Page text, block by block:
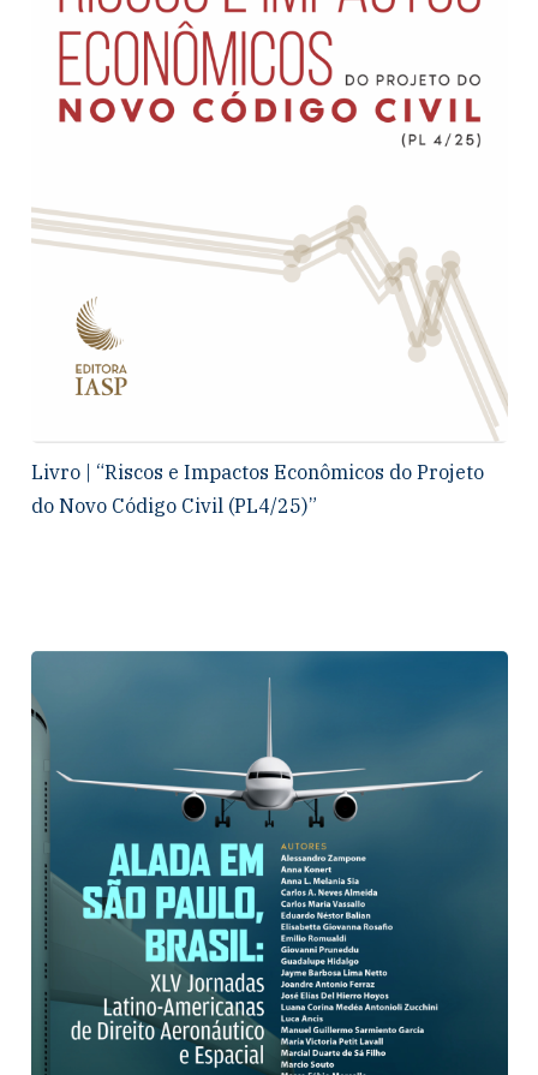
Livro | “Riscos e Impactos Econômicos do Projeto
do Novo Código Civil (PL4/25)”